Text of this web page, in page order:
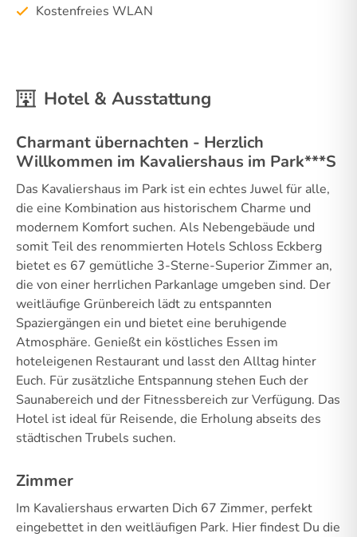
Kostenfreies WLAN
Hotel & Ausstattung
Charmant übernachten - Herzlich
Willkommen im Kavaliershaus im Park***S
Das Kavaliershaus im Park ist ein echtes Juwel für alle,
die eine Kombination aus historischem Charme und
modernem Komfort suchen. Als Nebengebäude und
somit Teil des renommierten Hotels Schloss Eckberg
bietet es 67 gemütliche 3-Sterne-Superior Zimmer an,
die von einer herrlichen Parkanlage umgeben sind. Der
weitläufige Grünbereich lädt zu entspannten
Spaziergängen ein und bietet eine beruhigende
Atmosphäre. Genießt ein köstliches Essen im
hoteleigenen Restaurant und lasst den Alltag hinter
Euch. Für zusätzliche Entspannung stehen Euch der
Saunabereich und der Fitnessbereich zur Verfügung. Das
Hotel ist ideal für Reisende, die Erholung abseits des
städtischen Trubels suchen.
Zimmer
Im Kavaliershaus erwarten Dich 67 Zimmer, perfekt
eingebettet in den weitläufigen Park. Hier findest Du die